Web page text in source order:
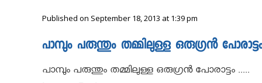
Published on September 18, 2013 at 1:39 pm
പാമ്പും പരുന്തും തമ്മിലുള്ള ഒരുഗ്രൻ
പാമ്പും പരുന്തും തമ്മിലുള്ള ഒരുഗ്രൻ പോരാട്ടം .....